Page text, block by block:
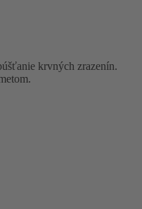
krvných zrazenín.